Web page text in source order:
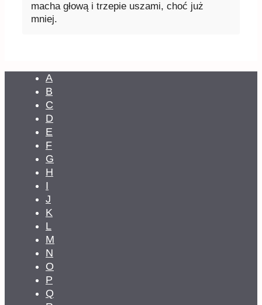
macha głową i trzepie uszami, choć już
mniej.
A
B
C
D
E
F
G
H
I
J
K
L
M
N
O
P
Q